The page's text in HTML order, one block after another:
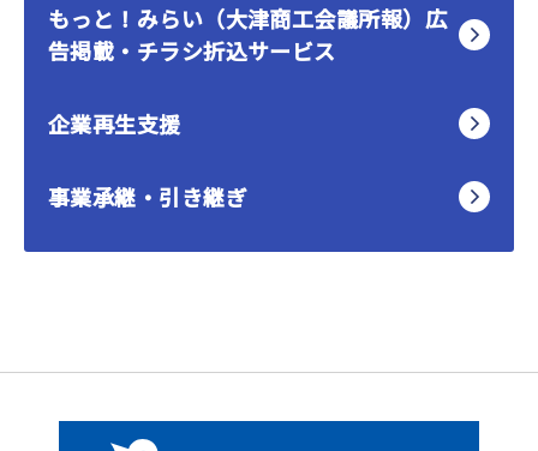
もっと！みらい（大津商工会議所報）広
告掲載・チラシ折込サービス
企業再生支援
事業承継・引き継ぎ